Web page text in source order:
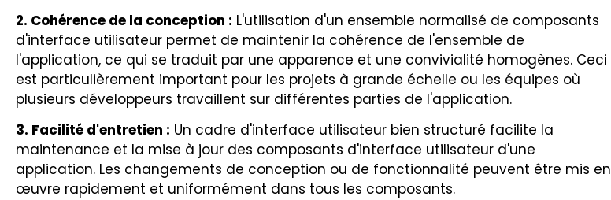
2. Cohérence de la conception : L'utilisation d'un ensemble normalisé de composants
d'interface utilisateur permet de maintenir la cohérence de l'ensemble de
l'application, ce qui se traduit par une apparence et une convivialité homogènes. Ceci
est particulièrement important pour les projets à grande échelle ou les équipes où
plusieurs développeurs travaillent sur différentes parties de l'application.
3. Facilité d'entretien : Un cadre d'interface utilisateur bien structuré facilite la
maintenance et la mise à jour des composants d'interface utilisateur d'une
application. Les changements de conception ou de fonctionnalité peuvent être mis en
œuvre rapidement et uniformément dans tous les composants.